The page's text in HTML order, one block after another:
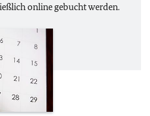
online gebucht werden.